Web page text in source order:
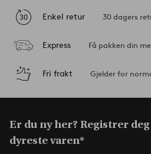
Enkel retur 30 dagers
Express Få pakken din
Fri frakt Gjelder for
Er du ny her? Registrer
dyreste varen*